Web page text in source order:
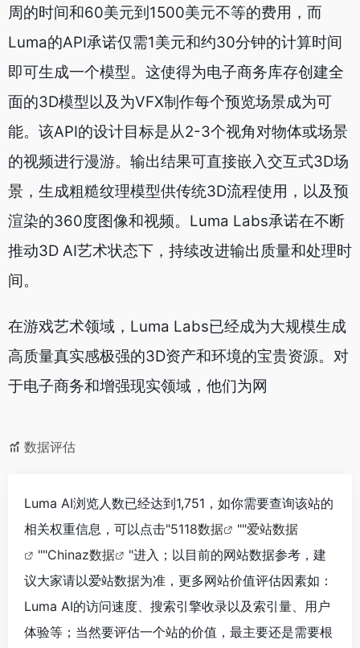
周的时间和60美元到1500美元不等的费用，而
Luma的API承诺仅需1美元和约30分钟的计算时间
即可生成一个模型。这使得为电子商务库存创建全
面的3D模型以及为VFX制作每个预览场景成为可
能。该API的设计目标是从2-3个视角对物体或场景
的视频进行漫游。输出结果可直接嵌入交互式3D场
景，生成粗糙纹理模型供传统3D流程使用，以及预
渲染的360度图像和视频。Luma Labs承诺在不断
推动3D AI艺术状态下，持续改进输出质量和处理时
间。
在游戏艺术领域，Luma Labs已经成为大规模生成
高质量真实感极强的3D资产和环境的宝贵资源。对
于电子商务和增强现实领域，他们为网
数据评估
Luma AI浏览人数已经达到1,751，如你需要查询该站的
相关权重信息，可以点击"5118数据 ""爱站数据
""Chinaz数据
"进入；以目前的网站数据参考，建
议大家请以爱站数据为准，更多网站价值评估因素如：
Luma AI的访问速度、搜索引擎收录以及索引量、用户
体验等；当然要评估一个站的价值，最主要还是需要根